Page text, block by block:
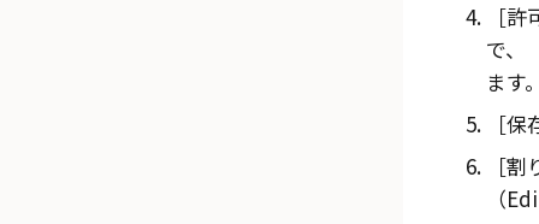
許
で、
ます
保
割
（